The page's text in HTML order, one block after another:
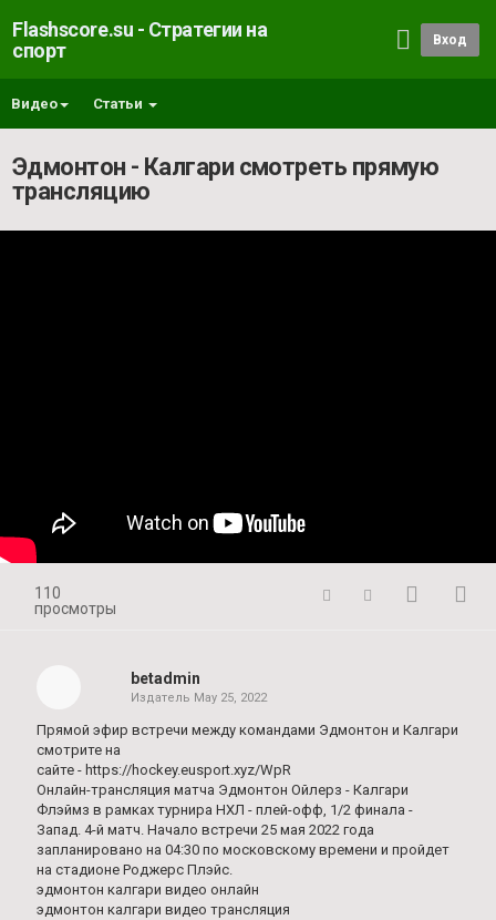
Flashscore.su - Стратегии на
спорт
Вход
Видео Статьи
Эдмонтон - Калгари смотреть прямую
трансляцию
110
просмотры
betadmin
Издатель May 25, 2022
Прямой эфир встречи между командами Эдмонтон и Калгари
смотрите на
сайте - https://hockey.eusport.xyz/WpR
Онлайн-трансляция матча Эдмонтон Ойлерз - Калгари
Флэймз в рамках турнира НХЛ - плей-офф, 1/2 финала -
Запад. 4-й матч. Начало встречи 25 мая 2022 года
запланировано на 04:30 по московскому времени и пройдет
на стадионе Роджерс Плэйс.
эдмонтон калгари видео онлайн
эдмонтон калгари видео трансляция